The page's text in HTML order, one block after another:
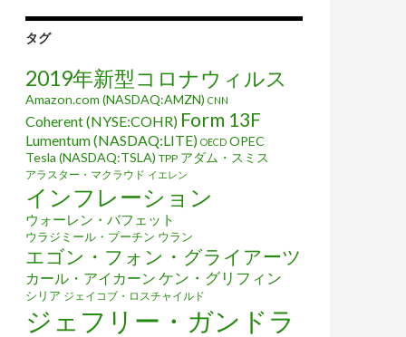
タグ
2019年新型コロナウィルス
Amazon.com (NASDAQ:AMZN) CNN
Coherent (NYSE:COHR) Form 13F
Lumentum (NASDAQ:LITE) OECD OPEC
Tesla (NASDAQ:TSLA) TPP アダム・スミス
アラスター・マクラウド イエレン
インフレーション
ウォーレン・バフェット
ウラジミール・プーチン ウラン
エゴン・フォン・グライアーツ
カール・アイカーン ケン・グリフィン
シリア ジェイコブ・ロスチャイルド
ジェフリー・ガンドラ